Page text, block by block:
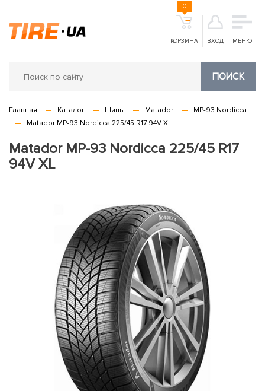
КОРЗИНА
0
ВХОД МЕНЮ
ПОИСК
Главная Каталог Шины Matador
MP-93 Nordicca
Matador MP-93 Nordicca 225/45 R17 94V XL
Matador MP-93 Nordicca 225/45 R17
94V XL